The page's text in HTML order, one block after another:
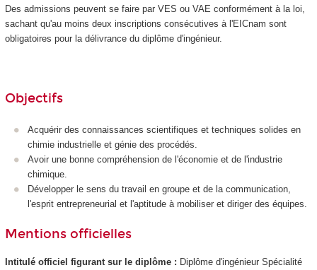
Des admissions peuvent se faire par VES ou VAE conformément à la loi,
sachant qu'au moins deux inscriptions consécutives à l'EICnam sont
obligatoires pour la délivrance du diplôme d'ingénieur.
Objectifs
Acquérir des connaissances scientifiques et techniques solides en
chimie industrielle et génie des procédés.
Avoir une bonne compréhension de l'économie et de l'industrie
chimique.
Développer le sens du travail en groupe et de la communication,
l'esprit entrepreneurial et l'aptitude à mobiliser et diriger des équipes.
Mentions officielles
Intitulé officiel figurant sur le diplôme : Diplôme d'ingénieur Spécialité